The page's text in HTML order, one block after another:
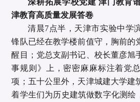
津教育高质量发展答卷
清晨7点半，天津市实验中学
锋队已经在教学楼前值守，胸前的
醒目；党总支副书记、校长董彦旭
事规则》上，密密麻麻标注着党
项；五十公里外，天津城建大学建
着学生们为历史建筑做数字化测绘